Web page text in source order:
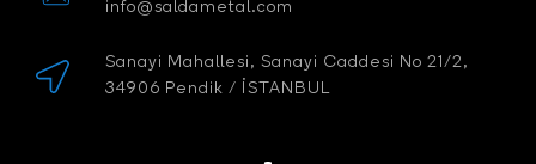
info@saldametal.com
Sanayi Mahallesi, Sanayi Caddesi No 21/2,
34906 Pendik / İSTANBUL